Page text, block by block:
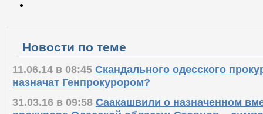
Новости по теме
11.06.14 в 08:45 Скандального одесского
назначат Генпрокурором?
31.03.16 в 09:58 Саакашвили о назначенном